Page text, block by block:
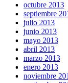
octubre 2013
septiembre
julio 2013
junio 2013
mayo 2013
abril 2013
marzo 2013
enero 2013
noviembre